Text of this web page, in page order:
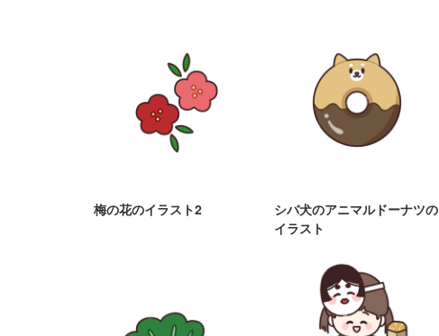
梅の花のイラスト2
シバ犬のアニマルドーナツの
イラスト